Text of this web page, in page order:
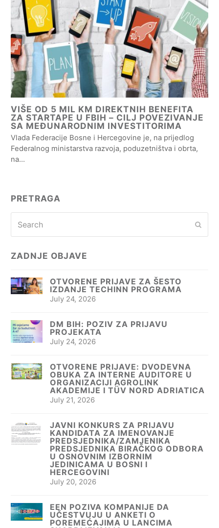
VIŠE OD 5 MIL KM DIREKTNIH BENEFITA
ZA STARTAPE U FBIH – CILJ POVEZIVANJE
SA MEĐUNARODNIM INVESTITORIMA
Vlada Federacije Bosne i Hercegovine je, na prijedlog
Federalnog ministarstva razvoja, poduzetništva i obrta,
na…
PRETRAGA
ZADNJE OBJAVE
OTVORENE PRIJAVE ZA ŠESTO
IZDANJE TECHINN PROGRAMA
July 24, 2026
DM BIH: POZIV ZA PRIJAVU
PROJEKATA
July 24, 2026
OTVORENE PRIJAVE: DVODEVNA
OBUKA ZA INTERNE AUDITORE U
ORGANIZACIJI AGROLINK
AKADEMIJE I TÜV NORD ADRIATICA
July 21, 2026
JAVNI KONKURS ZA PRIJAVU
KANDIDATA ZA IMENOVANJE
PREDSJEDNIKA/ZAMJENIKA
PREDSJEDNIKA BIRAČKOG ODBORA
U OSNOVNIM IZBORNIM
JEDINICAMA U BOSNI I
HERCEGOVINI
July 20, 2026
EEN POZIVA KOMPANIJE DA
UČESTVUJU U ANKETI O
POREMEĆAJIMA U LANCIMA